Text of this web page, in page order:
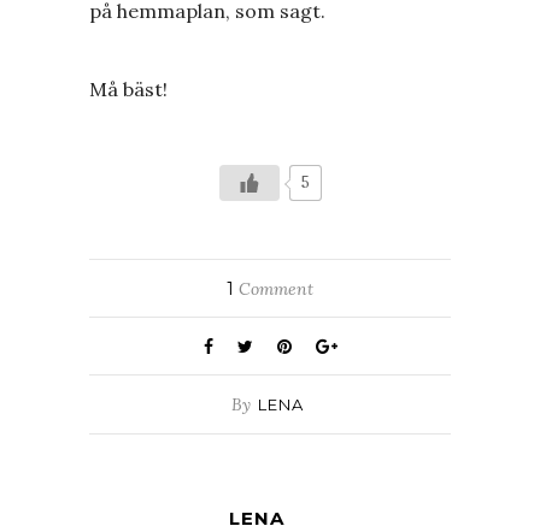
på hemmaplan, som sagt.
Må bäst!
5
1 Comment
By LENA
LENA